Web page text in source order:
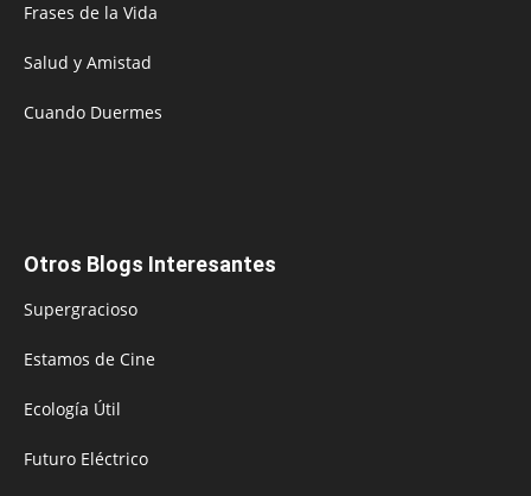
Frases de la Vida
Salud y Amistad
Cuando Duermes
Otros Blogs Interesantes
Supergracioso
Estamos de Cine
Ecología Útil
Futuro Eléctrico